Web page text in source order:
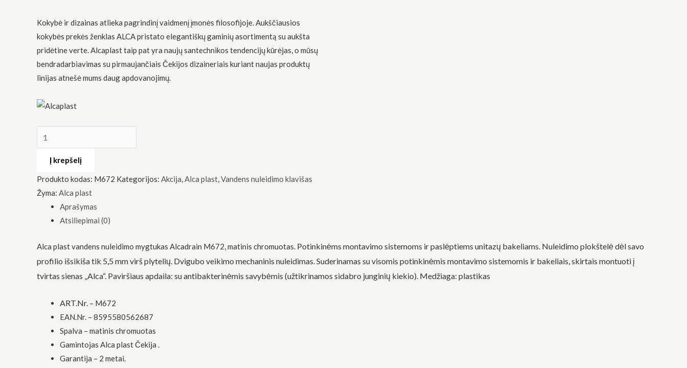
Kokybė ir dizainas atlieka pagrindinį vaidmenį įmonės filosofijoje. Aukščiausios
kokybės prekės ženklas ALCA pristato elegantiškų gaminių asortimentą su aukšta
pridėtine verte. Alcaplast taip pat yra naujų santechnikos tendencijų kūrėjas, o mūsų
bendradarbiavimas su pirmaujančiais Čekijos dizaineriais kuriant naujas produktų
linijas atnešė mums daug apdovanojimų.
Į krepšelį
Produkto kodas: M672 Kategorijos: Akcija,Alca plast,Vandens nuleidimo klavišas
Žyma: Alca plast
Aprašymas
Atsiliepimai (0)
Alca plast vandens nuleidimo mygtukas Alcadrain M672, matinis chromuotas. Potinkinėms montavimo sistemoms ir paslėptiems unitazų bakeliams. Nuleidimo plokštelė dėl savo
profilio išsikiša tik 5,5 mm virš plytelių. Dvigubo veikimo mechaninis nuleidimas. Suderinamas su visomis potinkinėmis montavimo sistemomis ir bakeliais, skirtais montuoti į
tvirtas sienas „Alca“. Paviršiaus apdaila: su antibakterinėmis savybėmis (užtikrinamos sidabro junginių kiekio). Medžiaga: plastikas
ART.Nr. – M672
EAN.Nr. – 8595580562687
Spalva – matinis chromuotas
Gamintojas Alca plast Čekija .
Garantija – 2 metai.
Būtinas
slapukai
reikalingi,
Statistika
ir struktūrą,
atsižvelgdami
į tai, kaip
naudojama.
apsilankymo